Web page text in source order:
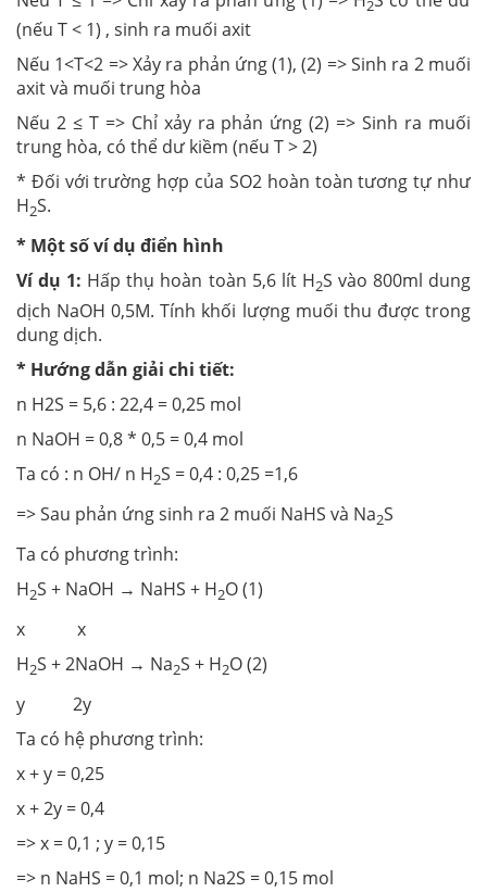
2
(nếu T < 1) , sinh ra muối axit
Nếu 1<T<2 => Xảy ra phản ứng (1), (2) => Sinh ra 2 muối
axit và muối trung hòa
Nếu 2 ≤ T => Chỉ xảy ra phản ứng (2) => Sinh ra muối
trung hòa, có thể dư kiềm (nếu T > 2)
* Đối với trường hợp của SO2 hoàn toàn tương tự như
H2S.
* Một số ví dụ điển hình
Ví dụ 1: Hấp thụ hoàn toàn 5,6 lít H2S vào 800ml dung
dịch NaOH 0,5M. Tính khối lượng muối thu được trong
dung dịch.
* Hướng dẫn giải chi tiết:
n H2S = 5,6 : 22,4 = 0,25 mol
n NaOH = 0,8 * 0,5 = 0,4 mol
Ta có : n OH/ n H2S = 0,4 : 0,25 =1,6
=> Sau phản ứng sinh ra 2 muối NaHS và Na2S
Ta có phương trình:
H2S + NaOH → NaHS + H2O (1)
x x
H2S + 2NaOH → Na2S + H2O (2)
y 2y
Ta có hệ phương trình:
x + y = 0,25
x + 2y = 0,4
=> x = 0,1 ; y = 0,15
=> n NaHS = 0,1 mol; n Na2S = 0,15 mol